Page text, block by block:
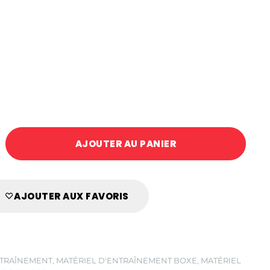
AJOUTER AU PANIER
AJOUTER AUX FAVORIS
, MATÉRIEL D'ENTRAÎNEMENT BOXE, MATÉRIEL